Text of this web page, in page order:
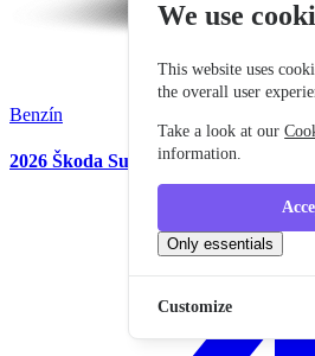
We use
This website uses
the overall user
Take a look at our
information.
Only essentials
Customize
Benzín
2026 Škoda Superb